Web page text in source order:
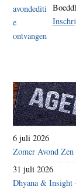
6 juli 2026
Zomer Avond
31 juli 2026
Dhyana & Insight